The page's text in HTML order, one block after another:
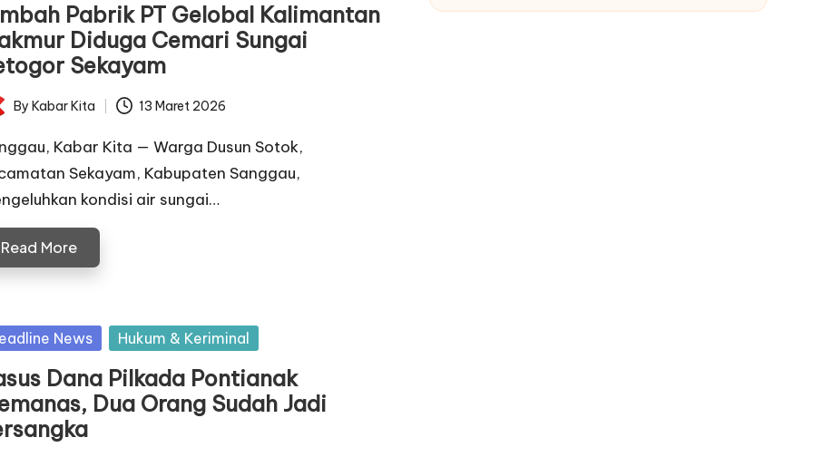
Pabrik PT Gelobal Kalimantan
Diduga Cemari Sungai
Sekayam
By Kabar Kita 13 Maret 2026
Kabar Kita — Warga Dusun Sotok,
Sekayam, Kabupaten Sanggau,
kondisi air sungai…
Read More
News Hukum & Keriminal
Dana Pilkada Pontianak
Dua Orang Sudah Jadi